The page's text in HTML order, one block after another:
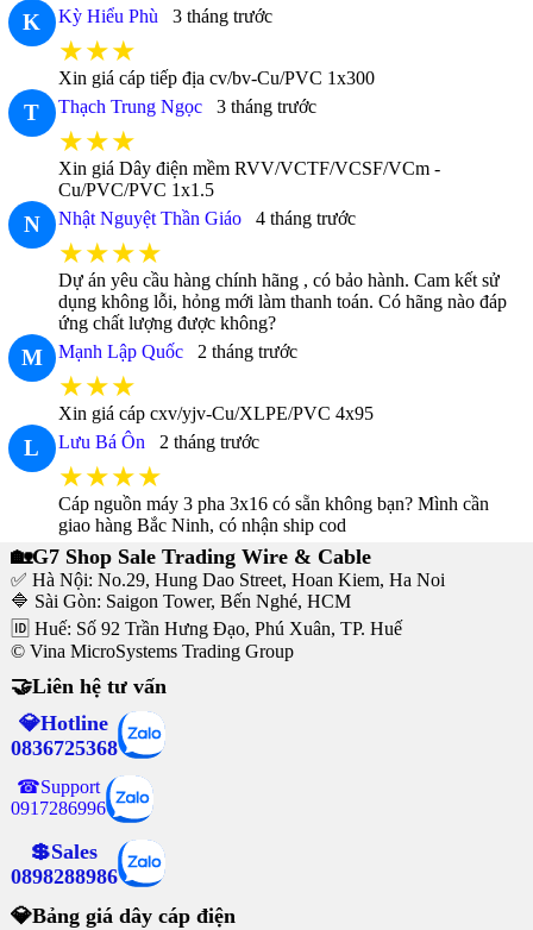
K Kỳ Hiểu Phù 3 tháng trước
★★★
Xin giá cáp tiếp địa cv/bv-Cu/PVC 1x300
T Thạch Trung Ngọc 3 tháng trước
★★★
Xin giá Dây điện mềm RVV/VCTF/VCSF/VCm -
Cu/PVC/PVC 1x1.5
N Nhật Nguyệt Thần Giáo 4 tháng trước
★★★★
Dự án yêu cầu hàng chính hãng , có bảo hành. Cam kết sử
dụng không lỗi, hỏng mới làm thanh toán. Có hãng nào đáp
ứng chất lượng được không?
M Mạnh Lập Quốc 2 tháng trước
★★★
Xin giá cáp cxv/yjv-Cu/XLPE/PVC 4x95
L Lưu Bá Ôn 2 tháng trước
★★★★
Cáp nguồn máy 3 pha 3x16 có sẵn không bạn? Mình cần
giao hàng Bắc Ninh, có nhận ship cod
🏡G7 Shop Sale Trading Wire & Cable
✅ Hà Nội: No.29, Hung Dao Street, Hoan Kiem, Ha Noi
🔷 Sài Gòn: Saigon Tower, Bến Nghé, HCM
🆔 Huế: Số 92 Trần Hưng Đạo, Phú Xuân, TP. Huế
© Vina MicroSystems Trading Group
🤝Liên hệ tư vấn
💎Hotline
0836725368
☎Support
0917286996
💲Sales
0898288986
💎Bảng giá dây cáp điện